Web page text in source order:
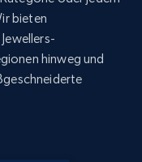
using
Title, Rating,
item, Initial
bieten
hinweg und